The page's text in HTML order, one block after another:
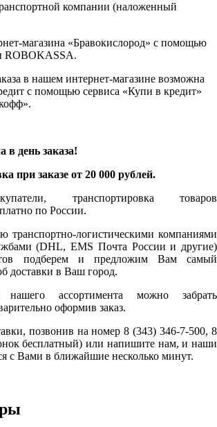
компании (наложенный
магазина «Бравокислород» с помощью
ROBOKASSA.
в нашем интернет-магазине возможна
с помощью сервиса «Купи в кредит»
в день заказа!
при заказе от 20 000 рублей.
транспортировка товаров
по России.
транспортно-логистическими компаниями
(DHL, EMS Почта России и другие)
подберем и предложим Вам самый
доставки в Ваш город.
ассортимента можно забрать
оформив заказ.
позвонив на номер 8 (343) 346-7-500, 8
бесплатный) или напишите нам, и наши
с Вами в ближайшие несколько минут.